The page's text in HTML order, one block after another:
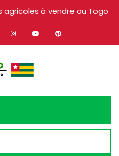
à vendre au Togo